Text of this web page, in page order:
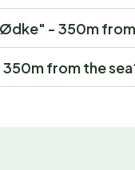
- 350m
from the